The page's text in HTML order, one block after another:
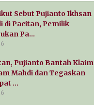
Sebut Pujianto Ikhsan
di Pacitan, Pemilik
Pa…
Pujianto Bantah Klaim
Mahdi dan Tegaskan
…